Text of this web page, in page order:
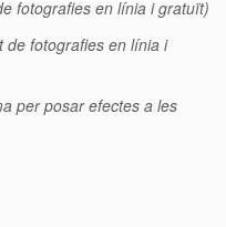
fotografies en línia i gratuït)
de fotografies en línia i
per posar efectes a les